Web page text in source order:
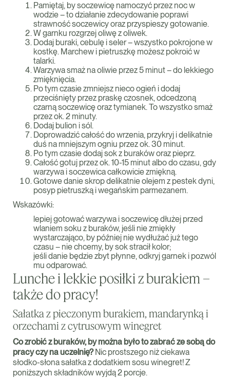
Pamiętaj, by soczewicę namoczyć przez noc w
wodzie – to działanie zdecydowanie poprawi
strawność soczewicy oraz przyspieszy gotowanie.
W garnku rozgrzej oliwę z oliwek.
Dodaj buraki, cebulę i seler – wszystko pokrojone w
kostkę. Marchew i pietruszkę możesz pokroić w
talarki.
Warzywa smaż na oliwie przez 5 minut – do lekkiego
zmięknięcia.
Po tym czasie zmniejsz nieco ogień i dodaj
przeciśnięty przez praskę czosnek, odcedzoną
czarną soczewicę oraz tymianek. To wszystko smaż
przez ok. 2 minuty.
Dodaj bulion i sól.
Doprowadzić całość do wrzenia, przykryj i delikatnie
duś na mniejszym ogniu przez ok. 30 minut.
Po tym czasie dodaj sok z buraków oraz pieprz.
Całość gotuj przez ok. 10-15 minut albo do czasu, gdy
warzywa i soczewica całkowicie zmiękną.
Gotowe danie skrop delikatnie olejem z pestek dyni,
posyp pietruszką i wegańskim parmezanem.
Wskazówki:
lepiej gotować warzywa i soczewicę dłużej przed
wlaniem soku z buraków, jeśli nie zmiękły
wystarczająco, by później nie wydłużać już tego
czasu – nie chcemy, by sok stracił kolor;
jeśli danie będzie zbyt płynne, odkryj garnek i pozwól
mu odparować.
Lunche i lekkie posiłki z burakiem –
także do pracy!
Sałatka z pieczonym burakiem, mandarynką i
orzechami z cytrusowym winegret
Co zrobić z buraków, by można było to zabrać ze sobą do
pracy czy na uczelnię?Nic prostszego niż ciekawa
słodko-słona sałatka z dodatkiem sosu winegret! Z
poniższych składników wyjdą 2 porcje.